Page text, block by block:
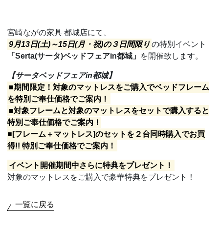
宮崎ながの家具 都城店にて、
9月13日(土)～15日(月・祝)の３日間限り の特別イベント
「Serta(サータ)ベッドフェアin都城」 を開催致します。
【サータベッドフェアin都城】
■期間限定！対象のマットレスをご購入でベッドフレーム
を特別ご奉仕価格でご案内！
■対象フレームと対象のマットレスをセットで購入すると
特別ご奉仕価格でご案内！
■[フレーム＋マットレス]のセットを２台同時購入でお買
得!! 特別ご奉仕価格でご案内！
イベント開催期間中さらに特典をプレゼント！
対象のマットレスをご購入で豪華特典をプレゼント！
一覧に戻る